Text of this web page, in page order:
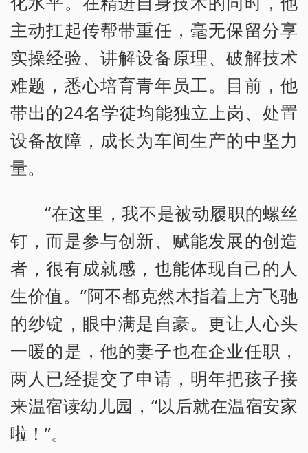
主动扛起传帮带重任，毫无保留分享
实操经验、讲解设备原理、破解技术
难题，悉心培育青年员工。目前，他
带出的24名学徒均能独立上岗、处置
设备故障，成长为车间生产的中坚力
量。
“在这里，我不是被动履职的螺丝
钉，而是参与创新、赋能发展的创造
者，很有成就感，也能体现自己的人
生价值。”阿不都克然木指着上方飞驰
的纱锭，眼中满是自豪。更让人心头
一暖的是，他的妻子也在企业任职，
两人已经提交了申请，明年把孩子接
来温宿读幼儿园，“以后就在温宿安家
啦！”。